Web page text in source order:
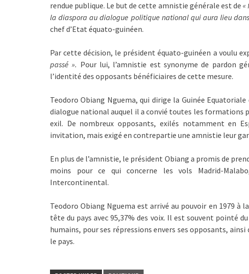
rendue publique. Le but de cette amnistie générale est de «
la diaspora au dialogue politique national qui aura lieu
chef d’Etat équato-guinéen.
Par cette décision, le président équato-guinéen a voulu
passé ». Pour lui, l’amnistie est synonyme de pardon
l’identité des opposants bénéficiaires de cette mesure.
Teodoro Obiang Nguema, qui dirige la Guinée
dialogue national auquel il a convié toutes les formations
exil. De nombreux opposants, exilés notamment en
invitation, mais exigé en contrepartie une amnistie leur
En plus de l’amnistie, le président Obiang a promis de
moins pour ce qui concerne les vols Madrid-
Intercontinental.
Teodoro Obiang Nguema est arrivé au pouvoir en 1979 à
tête du pays avec 95,37% des voix. Il est souvent pointé
humains, pour ses répressions envers ses opposants,
le pays.